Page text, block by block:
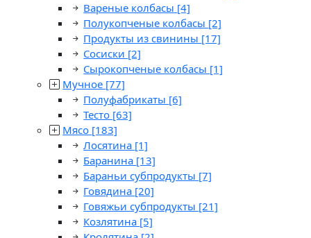
Вареные колбасы [4]
Полукопченые колбасы [2]
Продукты из свинины [17]
Сосиски [2]
Сырокопченые колбасы [1]
Мучное [77]
Полуфабрикаты [6]
Тесто [63]
Мясо [183]
Лосятина [1]
Баранина [13]
Бараньи субпродукты [7]
Говядина [20]
Говяжьи субпродукты [21]
Козлятина [5]